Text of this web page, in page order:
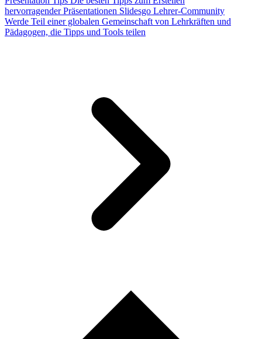
hervorragender Präsentationen Slidesgo Lehrer-Community
Werde Teil einer globalen Gemeinschaft von Lehrkräften und
Pädagogen, die Tipps und Tools teilen